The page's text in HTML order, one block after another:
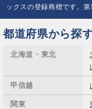
ックスの登録商標です。
都道府県から探
北海道・東北
甲信越
関東